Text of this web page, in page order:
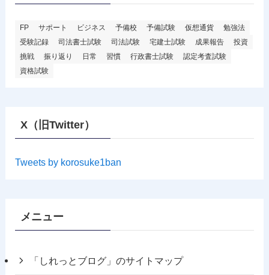
FP サポート ビジネス 予備校 予備試験 仮想通貨
勉強法
受験記録
司法書士試験 司法試験 宅建士試験 成果報告
投資
挑戦
振り返り 日常 習慣 行政書士試験
認定考査試験
資格試験
X（旧Twitter）
Tweets by korosuke1ban
メニュー
「しれっとブログ」のサイトマップ